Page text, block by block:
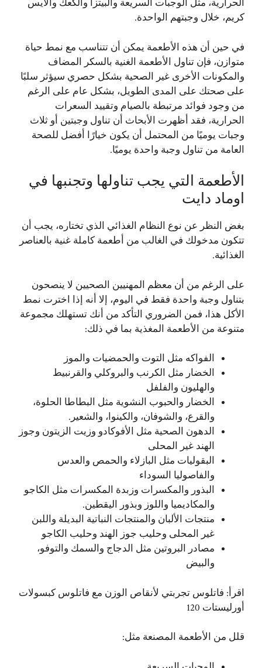
الحرارية، مثل الوجبات السريعة والبيتزا والكعك والآيس
كريم، خلال وجبتهم الواحدة.
في حين أن هذه الأطعمة يمكن أن تتناسب مع نمط حياة
متوازن، فإن تناول الأطعمة الغنية بالسكر المضاف
والمكونات الأخرى غير الصحية بشكل حصري سيؤثر سلبًا
على صحتك على المدى الطويل، بشكل عام على الرغم
من وجود فوائد مرتبطة بالصيام وتقييد السعرات
الحرارية، فقد أظهرت الأبحاث أن تناول وجبتين أو ثلاث
وجبات يوميًا من المحتمل أن يكون خيارًا أفضل للصحة
العامة من تناول وجبة واحدة يوميًا.
الأطعمة التي يجب تناولها وتجنبها في
اوماد دايت
بغض النظر عن نوع النظام الغذائي الذي تختاره، يجب أن
تتكون مدخولك في الغالب من أطعمة كاملة غنية بالعناصر
الغذائية.
على الرغم من أن معظم المهنيين الصحيين لا ينصحون
بتناول وجبة واحدة فقط في اليوم، إلا أنه إذا اخترت نمط
الأكل هذا، فمن الضروري التأكد من أنك تستهلك مجموعة
متنوعة من الأطعمة المغذية بما في ذلك:
الفواكه مثل التوت والحمضيات والموز
الخضار مثل الكرنب والبروكلي والقرنبيط
والهليون والفلفل
الخضار والحبوب النشوية مثل البطاطا الحلوة،
والقرع، والشوفان، والكينوا، والشعير.
الدهون الصحية مثل الأفوكادو وزيت الزيتون وجوز
الهند غير المحلى
البقوليات مثل البازلاء والحمص والعدس
والفاصوليا السوداء
البذور والمكسرات وزبدة المكسرات مثل الكاجو
والمكاديميا واللوز وبذور اليقطين.
منتجات الألبان والمنتجات النباتية البديلة واللبن
غير المحلى وحليب جوز الهند وحليب الكاجو
مصادر البروتين مثل الدجاج والسمك والتوفو،
والبيض
اقرأ: فاتلوس تجربتي لأنقاص الوزن مع فاتلوس كبسولات
أورليستات 120
قلل من الأطعمة المصنعة مثل: